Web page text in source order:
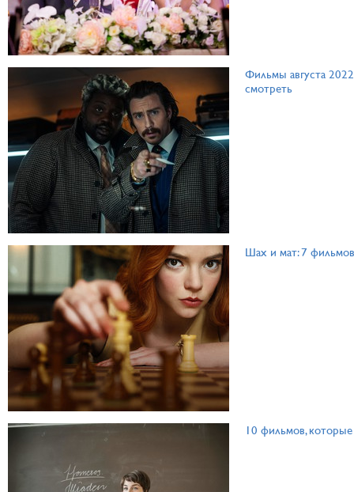
Фильмы августа 2022
смотреть
Шах и мат: 7
10 фильмов,